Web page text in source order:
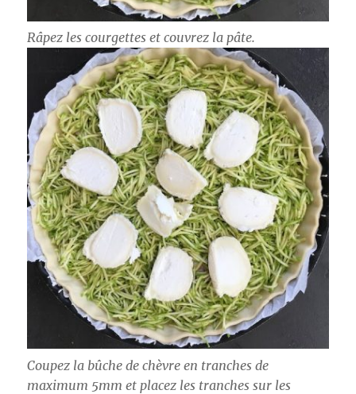
Râpez les courgettes et couvrez la pâte.
Coupez la bûche de chèvre en tranches de
maximum 5mm et placez les tranches sur les